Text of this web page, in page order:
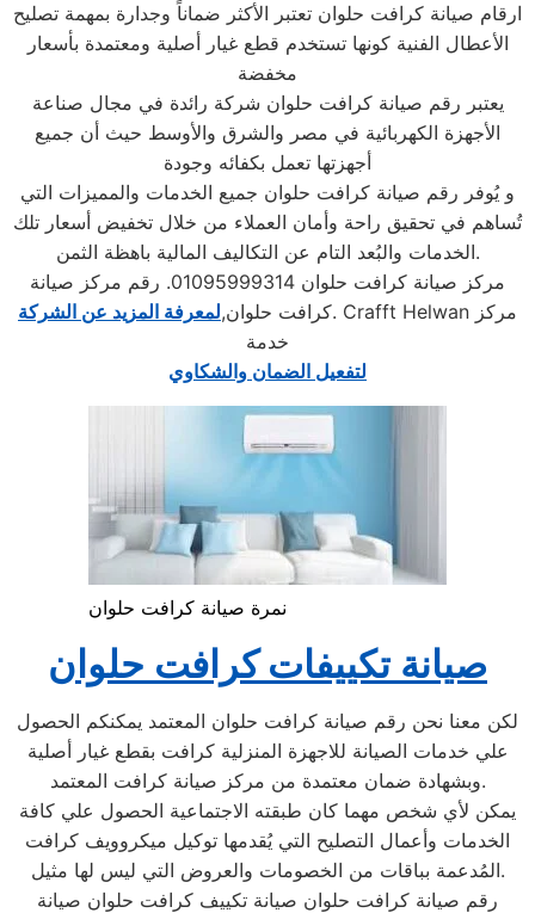
ارقام صيانة كرافت حلوان تعتبر الأكثر ضماناً وجدارة بمهمة تصليح
الأعطال الفنية كونها تستخدم قطع غيار أصلية ومعتمدة بأسعار
مخفضة
يعتبر رقم صيانة كرافت حلوان شركة رائدة في مجال صناعة
الأجهزة الكهربائية في مصر والشرق والأوسط حيث أن جميع
أجهزتها تعمل بكفائه وجودة
و يُوفر رقم صيانة كرافت حلوان جميع الخدمات والمميزات التي
تُساهم في تحقيق راحة وأمان العملاء من خلال تخفيض أسعار تلك
الخدمات والبُعد التام عن التكاليف المالية باهظة الثمن.
مركز صيانة كرافت حلوان 01095999314. رقم مركز صيانة
كرافت حلوان,لمعرفة المزيد عن الشركة
. Crafft Helwan مركز
خدمة
لتفعيل الضمان والشكاوي
نمرة صيانة كرافت حلوان
صيانةتكييفاتكرافت حلوان
لكن معنا نحن رقم صيانة كرافت حلوان المعتمد يمكنكم الحصول
علي خدمات الصيانة للاجهزة المنزلية كرافت بقطع غيار أصلية
وبشهادة ضمان معتمدة من مركز صيانة كرافت المعتمد.
يمكن لأي شخص مهما كان طبقته الاجتماعية الحصول علي كافة
الخدمات وأعمال التصليح التي يُقدمها توكيل ميكروويف كرافت
المُدعمة بباقات من الخصومات والعروض التي ليس لها مثيل.
رقم صيانة كرافت حلوان صيانة تكييف كرافت حلوان صيانة